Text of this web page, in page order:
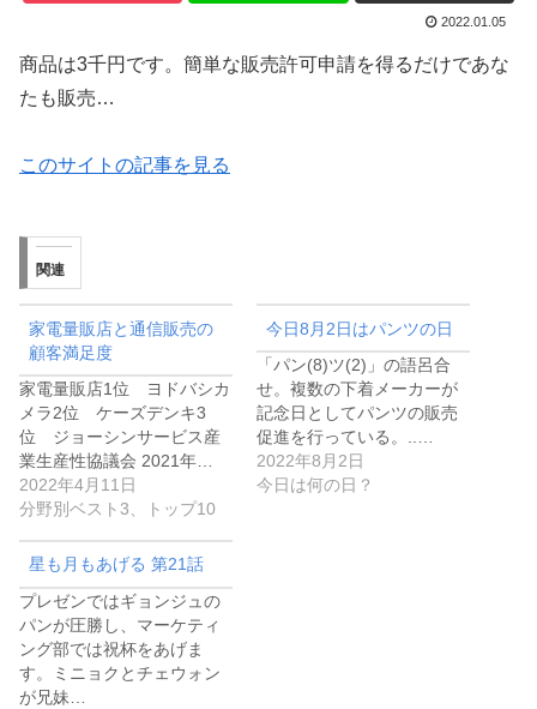
2022.01.05
商品は3千円です。簡単な販売許可申請を得るだけであな
たも販売…
このサイトの記事を見る
関連
家電量販店と通信販売の
顧客満足度
家電量販店1位 ヨドバシカ
メラ2位 ケーズデンキ3
位 ジョーシンサービス産
業生産性協議会 2021年…
2022年4月11日
分野別ベスト3、トップ10
今日8月2日はパンツの日
「パン(8)ツ(2)」の語呂合
せ。複数の下着メーカーが
記念日としてパンツの販売
促進を行っている。..…
2022年8月2日
今日は何の日？
星も月もあげる 第21話
プレゼンではギョンジュの
パンが圧勝し、マーケティ
ング部では祝杯をあげま
す。ミニョクとチェウォン
が兄妹…